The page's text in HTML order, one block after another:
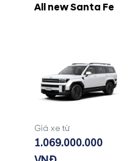
All new Santa Fe
Giá xe từ
1.069.000.000